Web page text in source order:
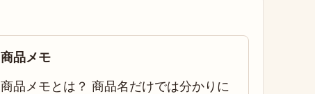
商品メモ
商品メモとは？ 商品名だけでは分かりに